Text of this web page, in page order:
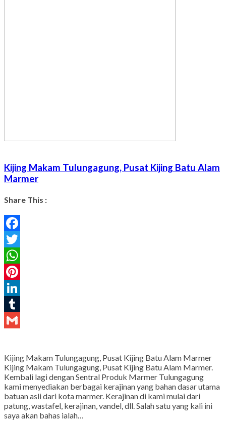
Kijing Makam Tulungagung, Pusat Kijing Batu Alam
Marmer
Share This :
Facebook
Twitter
WhatsApp
Pinterest
LinkedIn
Tumblr
Kijing Makam Tulungagung, Pusat Kijing Batu Alam Marmer
Kijing Makam Tulungagung, Pusat Kijing Batu Alam Marmer.
Kembali lagi dengan Sentral Produk Marmer Tulungagung
kami menyediakan berbagai kerajinan yang bahan dasar utama
batuan asli dari kota marmer. Kerajinan di kami mulai dari
patung, wastafel, kerajinan, vandel, dll. Salah satu yang kali ini
saya akan bahas ialah…